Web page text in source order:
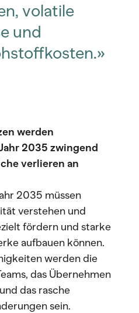
volatile
und
werden
2035 zwingend
verlieren an
2035 müssen
verstehen und
fördern und starke
aufbauen können.
werden die
das Übernehmen
das rasche
sein.